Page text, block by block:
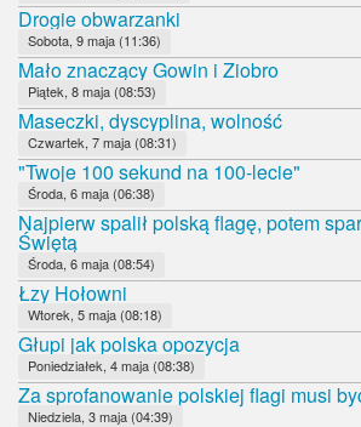
Drogie obwarzanki
Sobota, 9 maja (11:36)
Mało znaczący Gowin i Ziobro
Piątek, 8 maja (08:53)
Maseczki, dyscyplina, wolność
Czwartek, 7 maja (08:31)
"Twoje 100 sekund na 100-lecie"
Środa, 6 maja (06:38)
Najpierw spalił polską flagę, potem
Świętą
Środa, 6 maja (08:54)
Łzy Hołowni
Wtorek, 5 maja (08:18)
Głupi jak polska opozycja
Poniedziałek, 4 maja (08:38)
Za sprofanowanie polskiej flagi musi
Niedziela, 3 maja (04:39)